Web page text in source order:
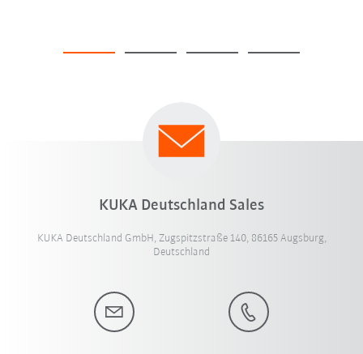
KUKA Deutschland Sales
KUKA Deutschland GmbH, Zugspitzstraße 140, 86165 Augsburg,
Deutschland